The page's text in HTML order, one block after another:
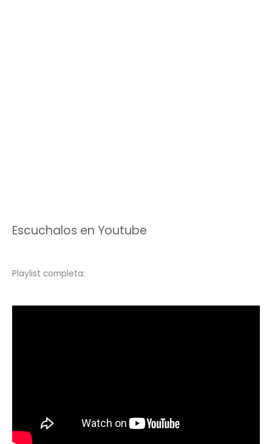
Escuchalos en Youtube
Playlist completa: